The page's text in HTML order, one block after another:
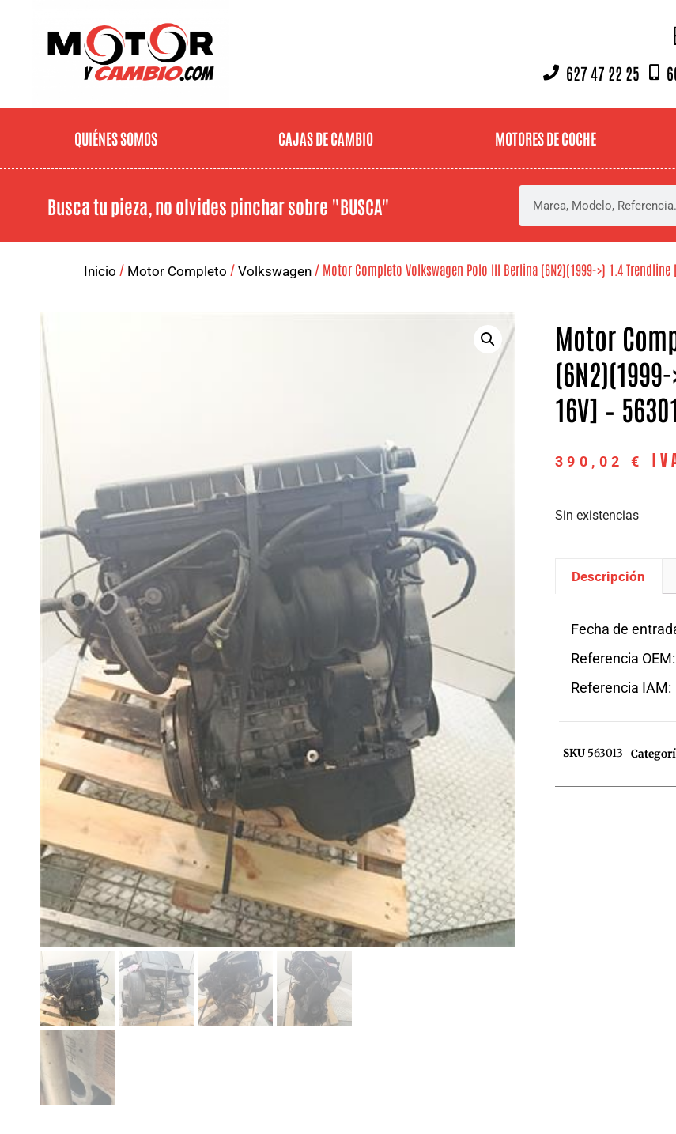
627 47 22 25
QUIÉNES SOMOS CAJAS DE CAMBIO MOTORES DE COCHE
Busca tu pieza, no olvides pinchar sobre "BUSCA"
Inicio / Motor Completo / Volkswagen / Motor Completo Volkswagen Polo III Berlina (6N2)(1999->) 1.4 Trendline
Motor
16V] –
390,02 €
Sin existencias
Descripción
Fecha de
Referencia
Referencia IAM:
SKU 563013